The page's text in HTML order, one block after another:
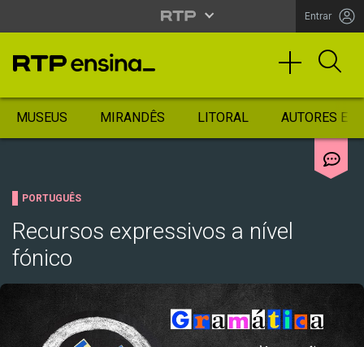
Entrar
MUSEUS MIRANDÊS LITORAL AUTORES
PORTUGUÊS
Recursos expressivos a nível
fónico